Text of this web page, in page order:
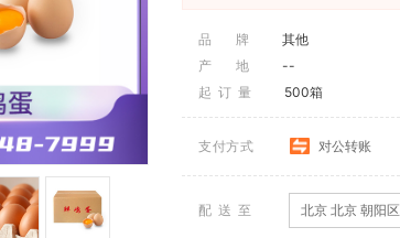
品 牌 其他
产 地
--
起 订 量
500箱
支付方式 对公转账
配 送 至 北京 北京 朝阳区